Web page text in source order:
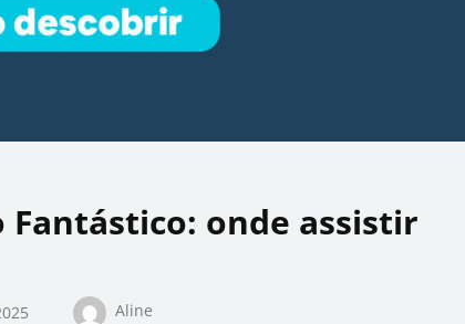
onde assistir
Aline